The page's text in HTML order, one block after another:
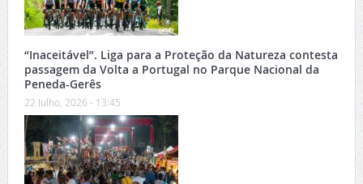
“Inaceitável”. Liga para a Proteção da Natureza contesta
passagem da Volta a Portugal no Parque Nacional da
Peneda-Gerês
22 Julho, 2026 - 13:45